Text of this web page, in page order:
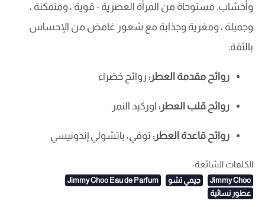
وأخشاب. مستوحاة من المرأة العصرية - قوية ، ومتمكنة ،
وجميلة ، ومغرية وجذابة مع شعور غامض من الإحساس
بالثقة.
روائح مقدمة العطر: روائح خضراء
روائح قلب العطر: اوركيد النمر
روائح قاعدة العطر: توفي، باتشولي إندونيسي
الكلمات الشائعة:
Jimmy Choo جيمي تشو
Jimmy Choo Eau de Parfum
عطور نسائية